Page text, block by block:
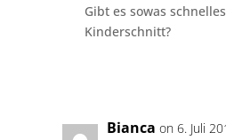
Gibt es sowas
Kinderschnitt?
Bianca on 6. Juli